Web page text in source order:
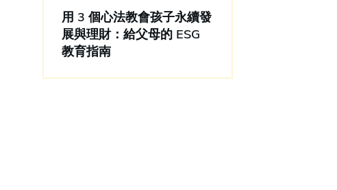
用 3 個心法教會孩子永續發
展與理財：給父母的 ESG
教育指南